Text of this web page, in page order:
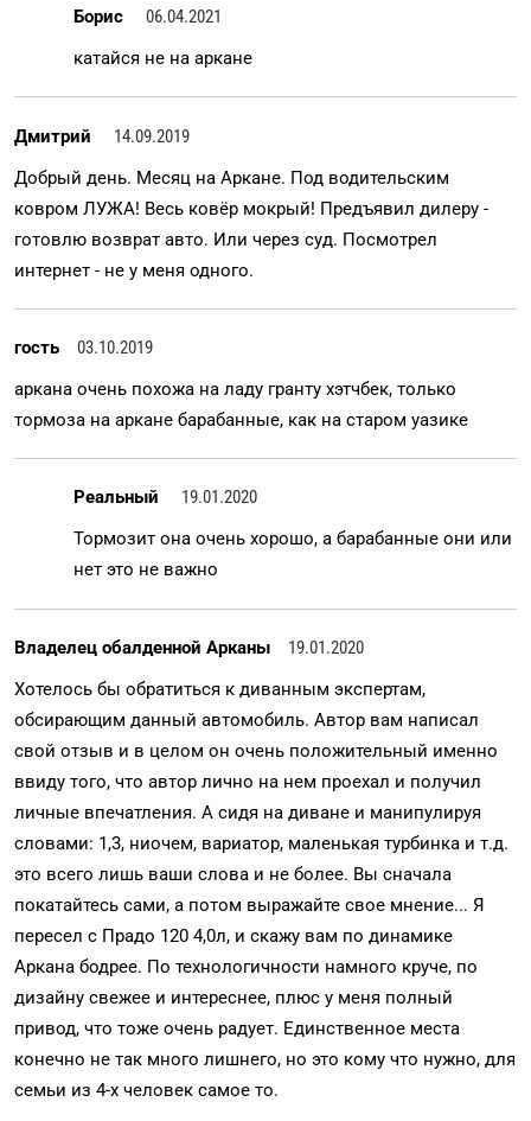
Борис
06.04.2021
катайся не на аркане
Дмитрий
14.09.2019
Добрый день. Месяц на Аркане. Под водительским
ковром ЛУЖА! Весь ковёр мокрый! Предъявил дилеру -
готовлю возврат авто. Или через суд. Посмотрел
интернет - не у меня одного.
гость
03.10.2019
аркана очень похожа на ладу гранту хэтчбек, только
тормоза на аркане барабанные, как на старом уазике
Реальный
19.01.2020
Тормозит она очень хорошо, а барабанные они или
нет это не важно
Владелец обалденной Арканы
19.01.2020
Хотелось бы обратиться к диванным экспертам,
обсирающим данный автомобиль. Автор вам написал
свой отзыв и в целом он очень положительный именно
ввиду того, что автор лично на нем проехал и получил
личные впечатления. А сидя на диване и манипулируя
словами: 1,3, ниочем, вариатор, маленькая турбинка и т.д.
это всего лишь ваши слова и не более. Вы сначала
покатайтесь сами, а потом выражайте свое мнение... Я
пересел с Прадо 120 4,0л, и скажу вам по динамике
Аркана бодрее. По технологичности намного круче, по
дизайну свежее и интереснее, плюс у меня полный
привод, что тоже очень радует. Единственное места
конечно не так много лишнего, но это кому что нужно, для
семьи из 4-х человек самое то.